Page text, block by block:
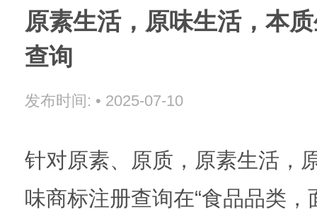
原素生活，原味生活，本
查询
发布时间: • 2025-07-10
针对原素、原质，原素生活，
味商标注册查询在“食品品类